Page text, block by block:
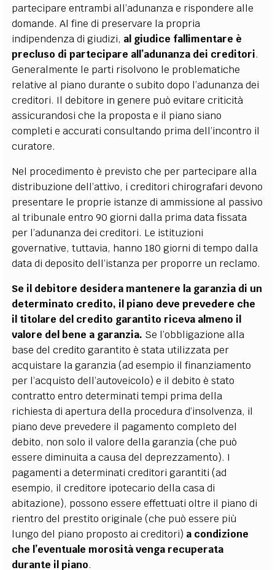
partecipare entrambi all’adunanza e rispondere alle
domande. Al fine di preservare la propria
indipendenza di giudizi, al giudice fallimentare è
precluso di partecipare all’adunanza dei creditori.
Generalmente le parti risolvono le problematiche
relative al piano durante o subito dopo l’adunanza dei
creditori. Il debitore in genere può evitare criticità
assicurandosi che la proposta e il piano siano
completi e accurati consultando prima dell’incontro il
curatore.
Nel procedimento è previsto che per partecipare alla
distribuzione dell’attivo, i creditori chirografari devono
presentare le proprie istanze di ammissione al passivo
al tribunale entro 90 giorni dalla prima data fissata
per l’adunanza dei creditori. Le istituzioni
governative, tuttavia, hanno 180 giorni di tempo dalla
data di deposito dell’istanza per proporre un reclamo.
Se il debitore desidera mantenere la garanzia di un
determinato credito, il piano deve prevedere che
il titolare del credito garantito riceva almeno il
valore del bene a garanzia. Se l’obbligazione alla
base del credito garantito è stata utilizzata per
acquistare la garanzia (ad esempio il finanziamento
per l’acquisto dell’autoveicolo) e il debito è stato
contratto entro determinati tempi prima della
richiesta di apertura della procedura d’insolvenza, il
piano deve prevedere il pagamento completo del
debito, non solo il valore della garanzia (che può
essere diminuita a causa del deprezzamento). I
pagamenti a determinati creditori garantiti (ad
esempio, il creditore ipotecario della casa di
abitazione), possono essere effettuati oltre il piano di
rientro del prestito originale (che può essere più
lungo del piano proposto ai creditori) a condizione
che l’eventuale morosità venga recuperata
durante il piano.